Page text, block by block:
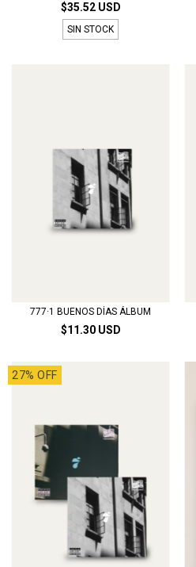
$35.52 USD
SIN STOCK
777·1 BUENOS DÍAS ÁLBUM
$11.30 USD
27% OFF